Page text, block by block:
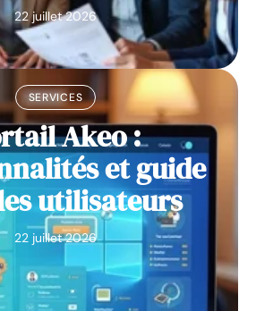
22 juillet 2026
SERVICES
Akeo :
et guide
utilisateurs
22 juillet 2026